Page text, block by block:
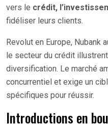
vers le crédit,
fidéliser leurs clients.
Revolut en Europe, Nubank
le secteur du crédit
diversification. Le marché
concurrentiel et exige un
spécifiques pour réussir.
Introductions en